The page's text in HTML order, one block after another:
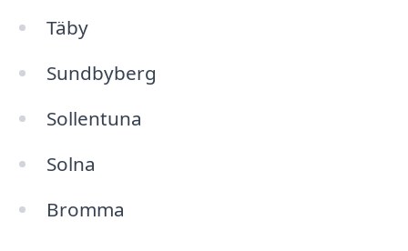
Täby
Sundbyberg
Sollentuna
Solna
Bromma